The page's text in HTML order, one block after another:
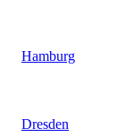
Hamburg
Dresden